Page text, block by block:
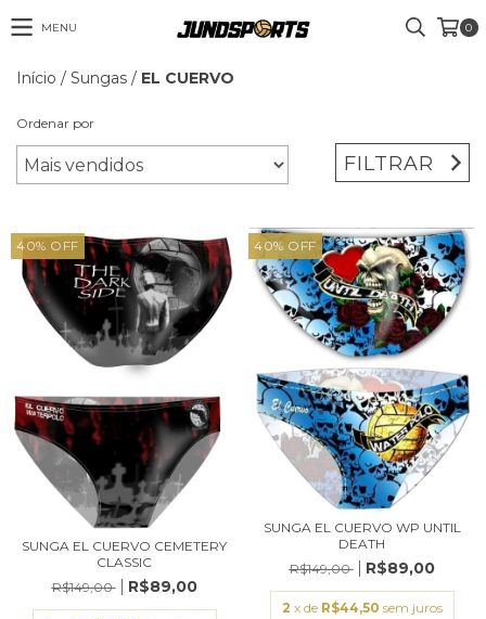
MENU 0
Início / Sungas / EL CUERVO
Ordenar por
FILTRAR
40% OFF
SUNGA EL CUERVO CEMETERY
CLASSIC
R$149,00
R$89,00
40% OFF
SUNGA EL CUERVO WP UNTIL
DEATH
R$149,00
R$89,00
2 x de R$44,50 sem juros